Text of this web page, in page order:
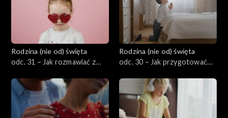
dorastania?
Rodzina (nie od) święta
odc. 31 – Jak rozmawiać z
małżeństwie i powołaniu?
Rodzina (nie od) święta
odc. 30 – Jak przygotować
wydarzeniach religijnych i
sakramentach?